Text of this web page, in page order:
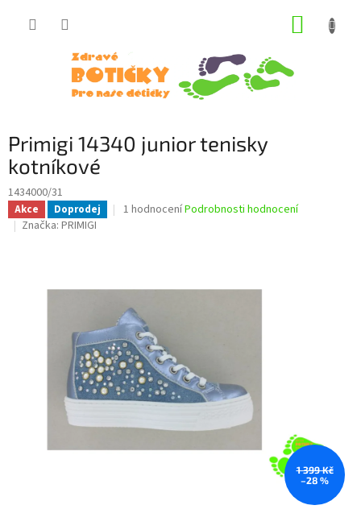
Primigi 14340 junior tenisky
kotníkové
1434000/31
Akce Doprodej
Průměrné
hvězdiček.
1 hodnoceníPodrobnosti hodnocení
Značka: PRIMIGI
1 399 Kč
–28 %